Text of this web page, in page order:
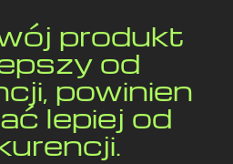
produkt
od
powinien
lepiej od